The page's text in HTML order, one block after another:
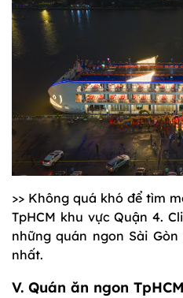
>> Không quá khó để tìm
TpHCM khu vực Quận 4.
những quán ngon Sài
nhất.
V. Quán ăn ngon